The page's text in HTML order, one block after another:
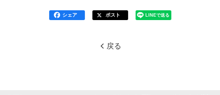
シェア ポスト LINEで送る
戻る